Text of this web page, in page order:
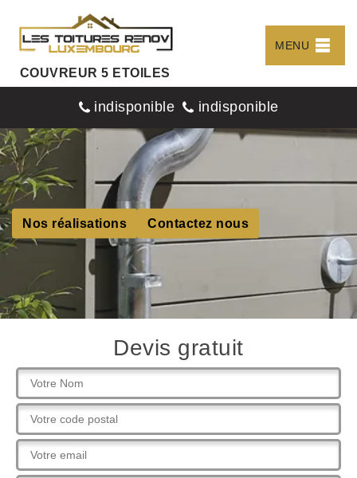
COUVREUR 5 ETOILES
MENU
indisponible indisponible
Nos réalisations Contactez nous
Devis gratuit